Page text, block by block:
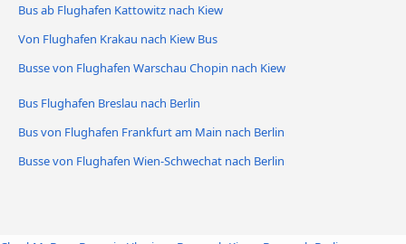
Bus ab Flughafen Kattowitz nach Kiew
Von Flughafen Krakau nach Kiew Bus
Busse von Flughafen Warschau Chopin nach Kiew
Bus Flughafen Breslau nach Berlin
Bus von Flughafen Frankfurt am Main nach Berlin
Busse von Flughafen Wien-Schwechat nach Berlin